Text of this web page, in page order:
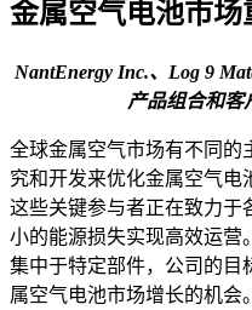
金属空气电池市场
NantEnergy Inc.、Log 9
产品组合和客
全球金属空气市场有不同的
究和开发来优化金属空气电
这些关键参与者正在致力于
小的能源损失实现高效运营
集中于特定部件，公司的目
属空气电池市场增长的机会